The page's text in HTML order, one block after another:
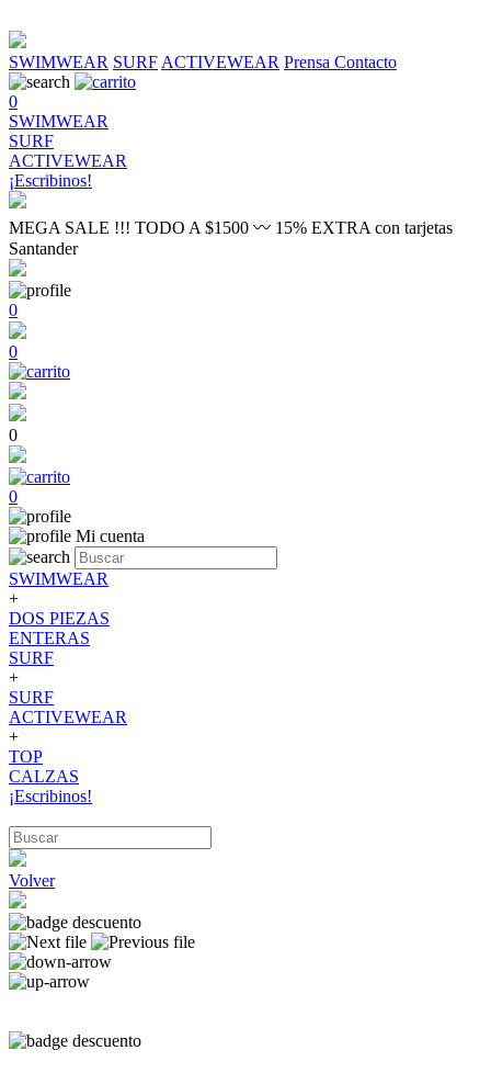
SWIMWEAR SURF ACTIVEWEAR Prensa Contacto
0
SWIMWEAR
SURF
ACTIVEWEAR
¡Escribinos!
MEGA SALE !!! TODO A $1500 〰 15% EXTRA con tarjetas
Santander
0
0
0
0
Mi cuenta
SWIMWEAR
+
DOS PIEZAS
ENTERAS
SURF
+
SURF
ACTIVEWEAR
+
TOP
CALZAS
¡Escribinos!
Volver